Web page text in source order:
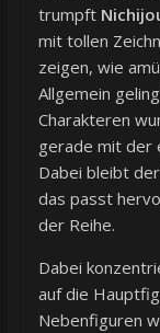
trumpft
mit tollen
zeigen, wie
Allgemein
Charakteren
gerade mit der
Dabei bleibt
das passt
der Reihe.
Dabei
auf die
Nebenfiguren